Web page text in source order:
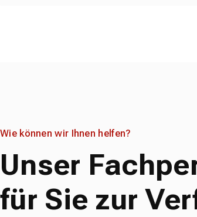
Wie können wir Ihnen helfen?
Unser
für Sie zur